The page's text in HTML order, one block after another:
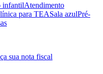
infantilAtendimento
para TEASala azulPré-
sua nota fiscal